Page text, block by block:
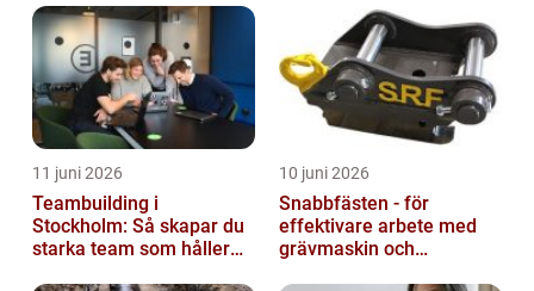
11 juni 2026
Teambuilding i
Stockholm: Så skapar du
starka team som håller
10 juni 2026
Snabbfästen - för
effektivare arbete med
grävmaskin och